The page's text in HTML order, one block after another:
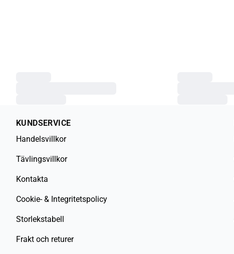
KUNDSERVICE
Handelsvillkor
Tävlingsvillkor
Kontakta
Cookie- & Integritetspolicy
Storlekstabell
Frakt och returer